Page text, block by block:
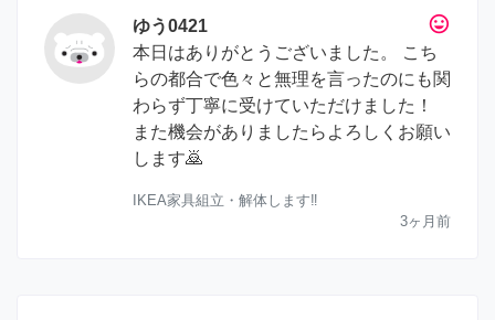
tag_faces
ゆう0421
本日はありがとうございました。 こち
らの都合で色々と無理を言ったのにも関
わらず丁寧に受けていただけました！
また機会がありましたらよろしくお願い
します🙇
IKEA家具組立・解体します‼︎
3ヶ月前